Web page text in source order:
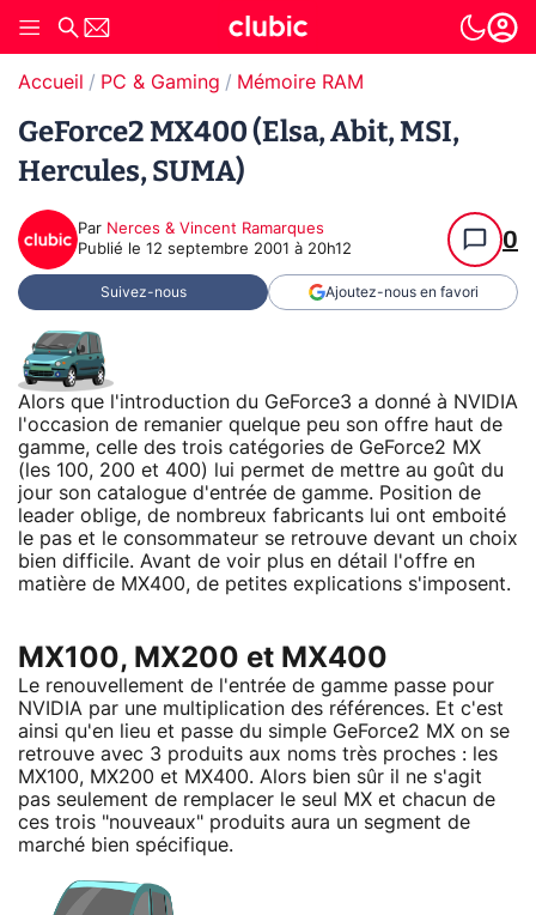
Accueil PC & Gaming Mémoire RAM
GeForce2 MX400 (Elsa, Abit, MSI,
Hercules, SUMA)
Par Nerces & Vincent Ramarques
Publié le 12 septembre 2001 à 20h12 0
Suivez-nous Ajoutez-nous en favori
Alors que l'introduction du GeForce3 a donné à NVIDIA
l'occasion de remanier quelque peu son offre haut de
gamme, celle des trois catégories de GeForce2 MX
(les 100, 200 et 400) lui permet de mettre au goût du
jour son catalogue d'entrée de gamme. Position de
leader oblige, de nombreux fabricants lui ont emboité
le pas et le consommateur se retrouve devant un choix
bien difficile. Avant de voir plus en détail l'offre en
matière de MX400, de petites explications s'imposent.
MX100, MX200 et MX400
Le renouvellement de l'entrée de gamme passe pour
NVIDIA par une multiplication des références. Et c'est
ainsi qu'en lieu et passe du simple GeForce2 MX on se
retrouve avec 3 produits aux noms très proches : les
MX100, MX200 et MX400. Alors bien sûr il ne s'agit
pas seulement de remplacer le seul MX et chacun de
ces trois "nouveaux" produits aura un segment de
marché bien spécifique.